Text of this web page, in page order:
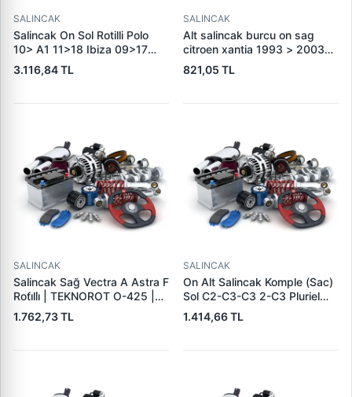
SALINCAK
Salincak On Sol Rotilli Polo
10> A1 11>18 Ibiza 09>17
Toledo 13>19 Fabia 15>
Rapid 13> | CORTECO
6R0407151A 6R0407151F
3.116,84 TL
SALINCAK
Alt salincak burcu on sag
citroen xantia 1993 > 2003
3523.82
821,05 TL
SALINCAK
Salincak Sağ Vectra A Astra F
Roti̇lli̇ | TEKNOROT O-425 |
OEM 352076
1.762,73 TL
SALINCAK
On Alt Salincak Komple (Sac)
Sol C2-C3-C3 2-C3 Pluriel
03> P1007 05> Rotilli | ORJIN
00163 | OEM 3520L4
1.414,66 TL